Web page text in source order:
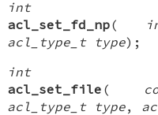
int
acl_set_fd_np(
acl_type_t type);
int
acl_set_file (
acl_type_t type,